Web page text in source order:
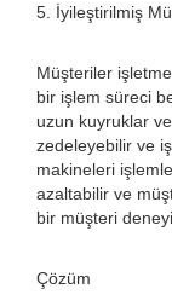
5. İyileştirilmiş
Müşteriler
bir işlem süreci
uzun kuyruklar ve
zedeleyebilir ve
makineleri
azaltabilir ve
bir müşteri
Çözüm